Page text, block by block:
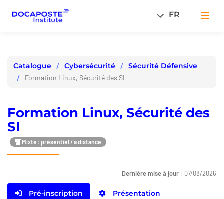
FR
Catalogue Cybersécurité Sécurité Défensive
Formation Linux, Sécurité des SI
Formation Linux, Sécurité des
SI
Mixte : présentiel / à distance
Dernière mise à jour : 07/08/2026
Pré-inscription Présentation